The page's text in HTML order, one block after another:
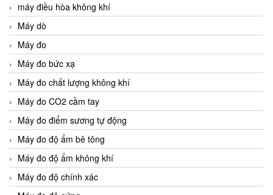
máy điều hòa không khí
Máy dò
Máy đo
Máy đo bức xạ
Máy đo chất lượng không khí
Máy đo CO2 cầm tay
Máy đo điểm sương tự động
Máy đo độ ẩm bê tông
Máy đo độ ẩm không khí
Máy đo độ chính xác